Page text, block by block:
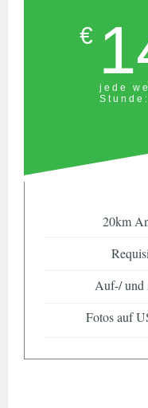
€
jede
20km
Auf-/ und
Fotos auf